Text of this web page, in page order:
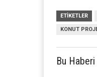
ETIKETLER
KONUT
Bu Haberi